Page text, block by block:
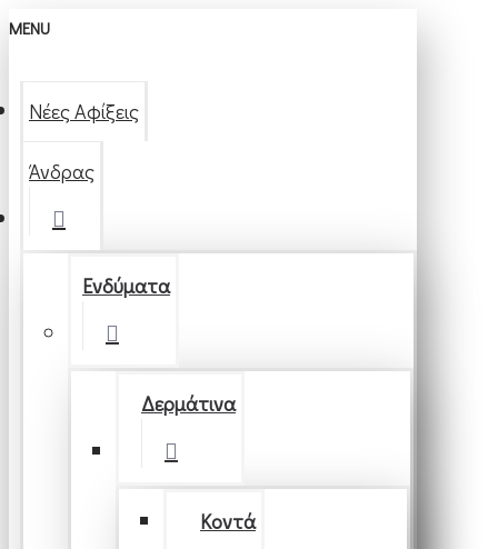
MENU
Νέες Αφίξεις
Άνδρας
Ενδύματα
Δερμάτινα
Κοντά